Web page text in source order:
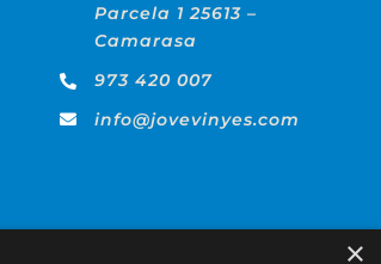
Parcela 1 25613 –
Camarasa
973 420 007
info@jovevinyes.com
×